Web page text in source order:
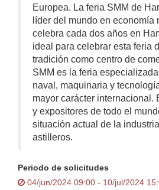
Europea. La feria SMM de
líder del mundo en economía
celebra cada dos años en
ideal para celebrar esta feria
tradición como centro de
SMM es la feria
naval, maquinaria y
mayor carácter internacional.
y expositores de todo el
situación actual de la
astilleros.
Periodo de solicitudes
04/jun/2024 09:00 - 10/jul/2024